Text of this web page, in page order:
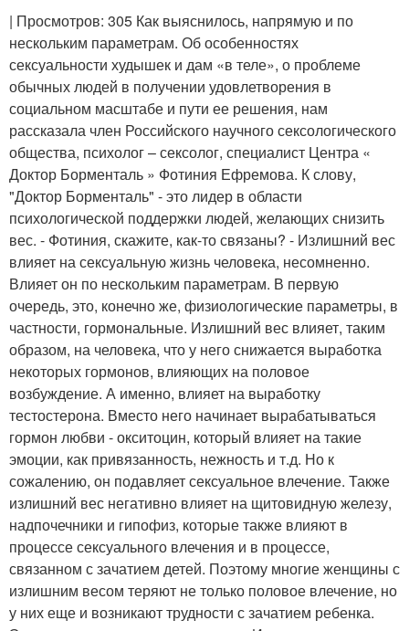
| Просмотров: 305 Как выяснилось, напрямую и по
нескольким параметрам. Об особенностях
сексуальности худышек и дам «в теле», о проблеме
обычных людей в получении удовлетворения в
социальном масштабе и пути ее решения, нам
рассказала член Российского научного сексологического
общества, психолог – сексолог, специалист Центра «
Доктор Борменталь » Фотиния Ефремова. К слову,
"Доктор Борменталь" - это лидер в области
психологической поддержки людей, желающих снизить
вес. - Фотиния, скажите, как-то связаны? - Излишний вес
влияет на сексуальную жизнь человека, несомненно.
Влияет он по нескольким параметрам. В первую
очередь, это, конечно же, физиологические параметры, в
частности, гормональные. Излишний вес влияет, таким
образом, на человека, что у него снижается выработка
некоторых гормонов, влияющих на половое
возбуждение. А именно, влияет на выработку
тестостерона. Вместо него начинает вырабатываться
гормон любви - окситоцин, который влияет на такие
эмоции, как привязанность, нежность и т.д. Но к
сожалению, он подавляет сексуальное влечение. Также
излишний вес негативно влияет на щитовидную железу,
надпочечники и гипофиз, которые также влияют в
процессе сексуального влечения и в процессе,
связанном с зачатием детей. Поэтому многие женщины с
излишним весом теряют не только половое влечение, но
у них еще и возникают трудности с зачатием ребенка.